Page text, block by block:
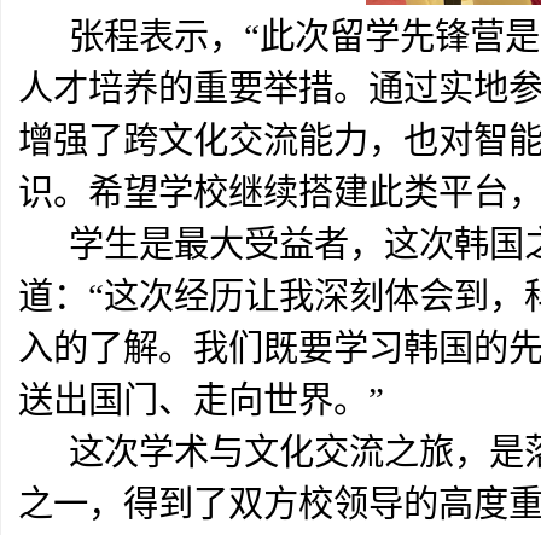
张程表示，“此次留学先锋营
人才培养的重要举措。通过实地
增强了跨文化交流能力，也对智
识。希望学校继续搭建此类平台
学生是最大受益者，这次韩国
道：“这次经历让我深刻体会到
入的了解。我们既要学习韩国的
送出国门、走向世界。”
这次学术与文化交流之旅，是
之一，得到了双方校领导的高度